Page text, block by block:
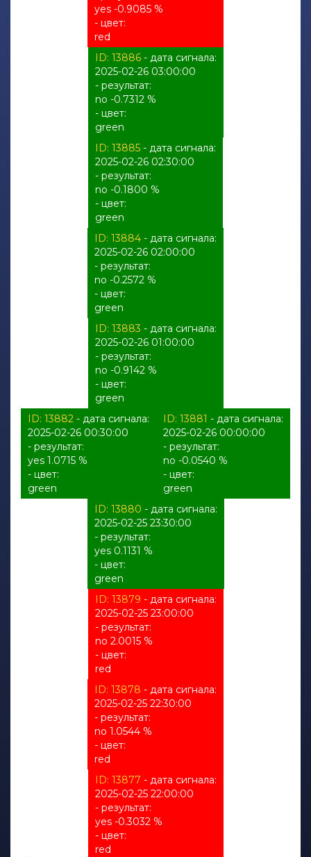
yes -0.9085 %
- цвет:
red
ID: 13886- дата сигнала:
2025-02-26 03:00:00
- результат:
no -0.7312 %
- цвет:
green
ID: 13885 - дата сигнала:
2025-02-26 02:30:00
- результат:
no -0.1800 %
- цвет:
green
ID: 13884 - дата сигнала:
2025-02-26 02:00:00
- результат:
no -0.2572 %
- цвет:
green
ID: 13883 - дата сигнала:
2025-02-26 01:00:00
- результат:
no -0.9142 %
- цвет:
green
ID: 13882 - дата сигнала:
2025-02-26 00:30:00
- результат:
yes 1.0715 %
- цвет:
green
ID: 13881 - дата сигнала:
2025-02-26 00:00:00
- результат:
no -0.0540 %
- цвет:
green
ID: 13880 - дата сигнала:
2025-02-25 23:30:00
- результат:
yes 0.1131 %
- цвет:
green
ID: 13879 - дата сигнала:
2025-02-25 23:00:00
- результат:
no 2.0015 %
- цвет:
red
ID: 13878 - дата сигнала:
2025-02-25 22:30:00
- результат:
no 1.0544 %
- цвет:
red
ID: 13877 - дата сигнала:
2025-02-25 22:00:00
- результат:
yes -0.3032 %
- цвет:
red